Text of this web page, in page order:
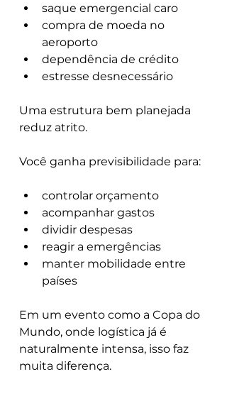
saque emergencial caro
compra de moeda no
aeroporto
dependência de crédito
estresse desnecessário
Uma estrutura bem planejada
reduz atrito.
Você ganha previsibilidade para:
controlar orçamento
acompanhar gastos
dividir despesas
reagir a emergências
manter mobilidade entre
países
Em um evento como a Copa do
Mundo, onde logística já é
naturalmente intensa, isso faz
muita diferença.